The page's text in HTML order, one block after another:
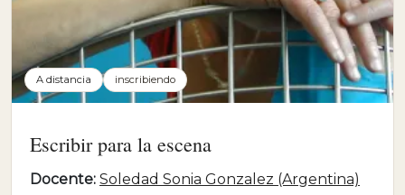
A distancia inscribiendo
Escribir para la escena
Docente: Soledad Sonia Gonzalez (Argentina)